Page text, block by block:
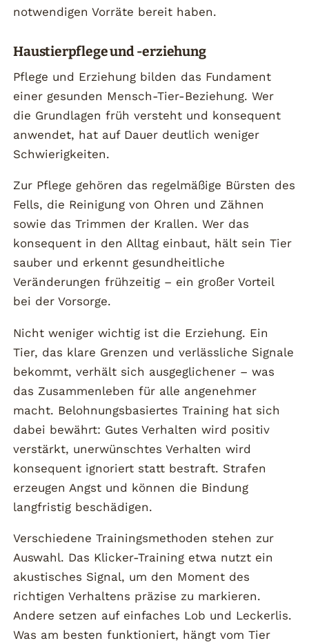
notwendigen Vorräte bereit haben.
Haustierpflege und -erziehung
Pflege und Erziehung bilden das Fundament
einer gesunden Mensch-Tier-Beziehung. Wer
die Grundlagen früh versteht und konsequent
anwendet, hat auf Dauer deutlich weniger
Schwierigkeiten.
Zur Pflege gehören das regelmäßige Bürsten des
Fells, die Reinigung von Ohren und Zähnen
sowie das Trimmen der Krallen. Wer das
konsequent in den Alltag einbaut, hält sein Tier
sauber und erkennt gesundheitliche
Veränderungen frühzeitig – ein großer Vorteil
bei der Vorsorge.
Nicht weniger wichtig ist die Erziehung. Ein
Tier, das klare Grenzen und verlässliche Signale
bekommt, verhält sich ausgeglichener – was
das Zusammenleben für alle angenehmer
macht. Belohnungsbasiertes Training hat sich
dabei bewährt: Gutes Verhalten wird positiv
verstärkt, unerwünschtes Verhalten wird
konsequent ignoriert statt bestraft. Strafen
erzeugen Angst und können die Bindung
langfristig beschädigen.
Verschiedene Trainingsmethoden stehen zur
Auswahl. Das Klicker-Training etwa nutzt ein
akustisches Signal, um den Moment des
richtigen Verhaltens präzise zu markieren.
Andere setzen auf einfaches Lob und Leckerlis.
Was am besten funktioniert, hängt vom Tier